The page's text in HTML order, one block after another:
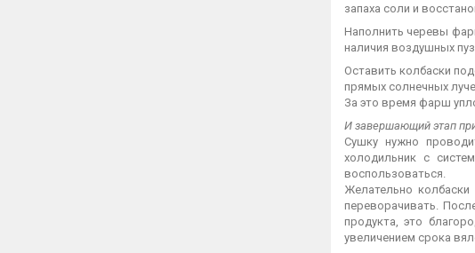
запаха соли и
Наполнить черевы
наличия воздушных
Оставить колбаски
прямых солнечных
За это время фарш
И завершающий этап
Сушку нужно
холодильник с
воспользоваться.
Желательно
переворачивать.
продукта, это
увеличением срока